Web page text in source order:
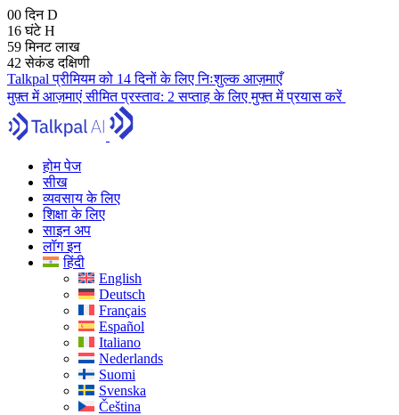
00 दिनD
16 घंटेH
59 मिनटलाख
41 सेकंडदक्षिणी
Talkpal प्रीमियम को 14 दिनों के लिए निःशुल्क आज़माएँ
मुफ़्त में आज़माएंसीमित प्रस्ताव: 2 सप्ताह के लिए मुफ्त में प्रयास करें
होम पेज
सीख
व्यवसाय के लिए
शिक्षा के लिए
साइन अप
लॉग इन
हिंदी
English
Deutsch
Français
Español
Italiano
Nederlands
Suomi
Svenska
Čeština